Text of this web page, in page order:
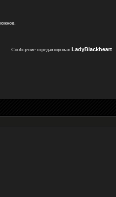
Сообщение отредактировал LadyBlackheart -